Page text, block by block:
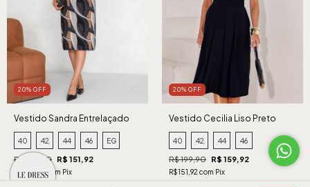
20% OFF
Vestido Sandra Entrelaçado
Preto
40 42 44 46 EG
R$ 189,90 R$ 151,92
R$144,32 com Pix
20% OFF
Vestido Cecilia Liso Preto
40 42 44 46
R$ 199,90 R$ 159,92
R$151,92 com Pix